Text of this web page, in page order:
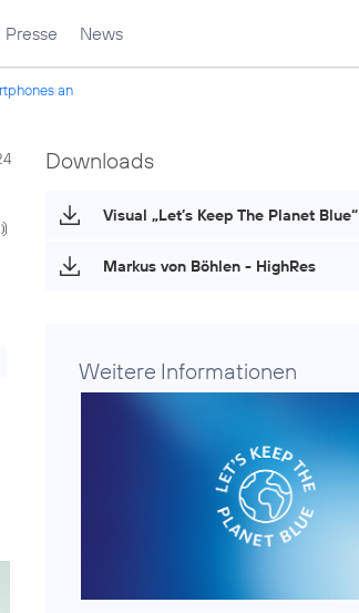
Presse News
an
Downloads
Visual „Let’s Keep The Planet Blue“
Markus von Böhlen - HighRes
Weitere Informationen